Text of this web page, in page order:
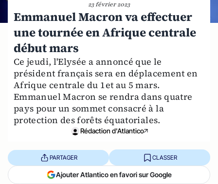
23 février 2023
Emmanuel Macron va effectuer
une tournée en Afrique centrale
début mars
Ce jeudi, l'Elysée a annoncé que le
président français sera en déplacement en
Afrique centrale du 1et au 5 mars.
Emmanuel Macron se rendra dans quatre
pays pour un sommet consacré à la
protection des forêts équatoriales.
Rédaction d'Atlantico
PARTAGER CLASSER
Ajouter Atlantico en favori sur Google